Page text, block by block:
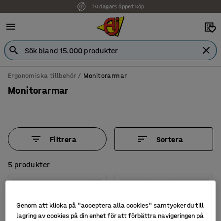
14 dagars öppet köp
Ergonomiska tillbehör Monitorarmar
Monitorarmar
Filtrera Sortera
5 produkter
Genom att klicka på "acceptera alla cookies" samtycker du till
lagring av cookies på din enhet för att förbättra navigeringen på